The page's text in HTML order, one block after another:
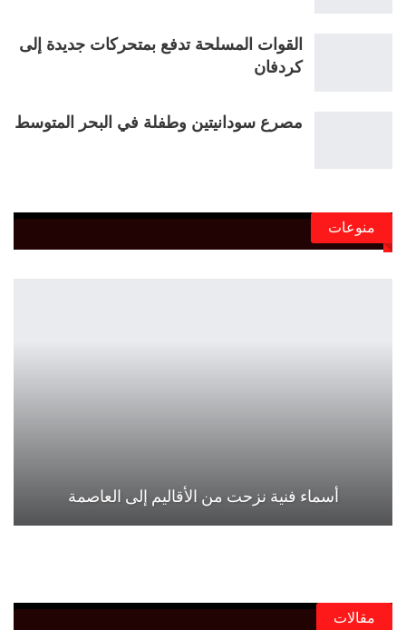
القوات المسلحة تدفع بمتحركات جديدة إلى
كردفان
مصرع سودانيتين وطفلة في البحر المتوسط
منوعات
أسماء فنية نزحت من الأقاليم إلى العاصمة
مقالات